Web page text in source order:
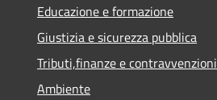
Educazione e formazione
Giustizia e sicurezza pubblica
Tributi,finanze e contravvenzioni
Ambiente